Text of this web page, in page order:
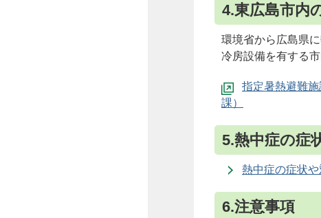
4.東広島市内
環境省から広島県に
冷房設備を有する
指定暑熱避難
課）
5.熱中症の症
熱中症の症状
6.注意事項